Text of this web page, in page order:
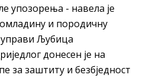
упозорења - навела је
и породичну
управи Љубица
донесен је на
за заштиту и безбједност